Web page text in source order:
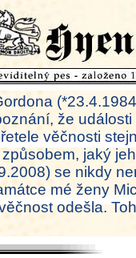
že
věčnosti
jaký
se nikdy
mé ženy
odešla.